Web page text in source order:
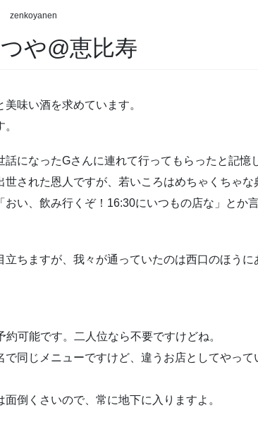
zenkoyanen
や@恵比寿
味い酒を求めています。
になったGさんに連れて行ってもらったと記憶
された恩人ですが、若いころはめちゃくちゃな
い、飲み行くぞ！16:30にいつもの店な」とか言
ちますが、我々が通っていたのは西口のほうに
可能です。二人位なら不要ですけどね。
同じメニューですけど、違うお店としてやって
倒くさいので、常に地下に入りますよ。